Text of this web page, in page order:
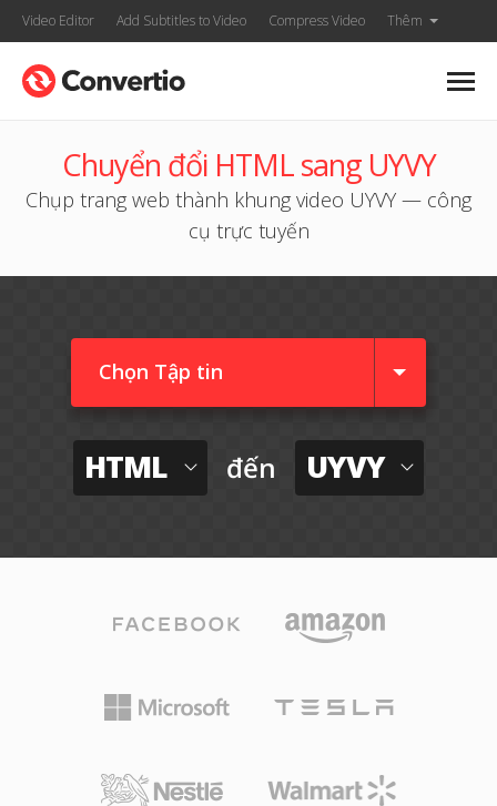
Video Editor Add Subtitles to Video Compress Video Thêm
Chuyển đổi HTML sang UYVY
Chụp trang web thành khung video UYVY — công
cụ trực tuyến
Chọn Tập tin
HTML đến UYVY